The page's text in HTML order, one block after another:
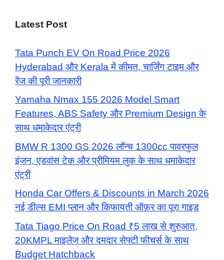
Latest Post
Tata Punch EV On Road Price 2026
Hyderabad और Kerala में कीमत, चार्जिंग टाइम और
रेंज की पूरी जानकारी
Yamaha Nmax 155 2026 Model Smart
Features, ABS Safety और Premium Design के
साथ धमाकेदार एंट्री
BMW R 1300 GS 2026 लॉन्च 1300cc पावरफुल
इंजन, एडवांस टेक और प्रीमियम लुक के साथ धमाकेदार
एंट्री
Honda Car Offers & Discounts in March 2026
नई डील्स EMI प्लान और किफायती ऑफ़र का पूरा गाइड
Tata Tiago Price On Road ₹5 लाख से शुरुआत,
20KMPL माइलेज और दमदार सेफ्टी फीचर्स के साथ
Budget Hatchback